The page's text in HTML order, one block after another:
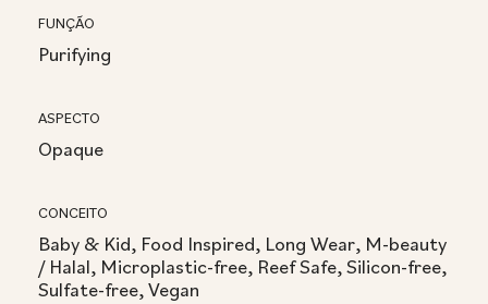
FUNÇÃO
Purifying
ASPECTO
Opaque
CONCEITO
Baby & Kid, Food Inspired, Long Wear, M-beauty
/ Halal, Microplastic-free, Reef Safe, Silicon-free,
Sulfate-free, Vegan